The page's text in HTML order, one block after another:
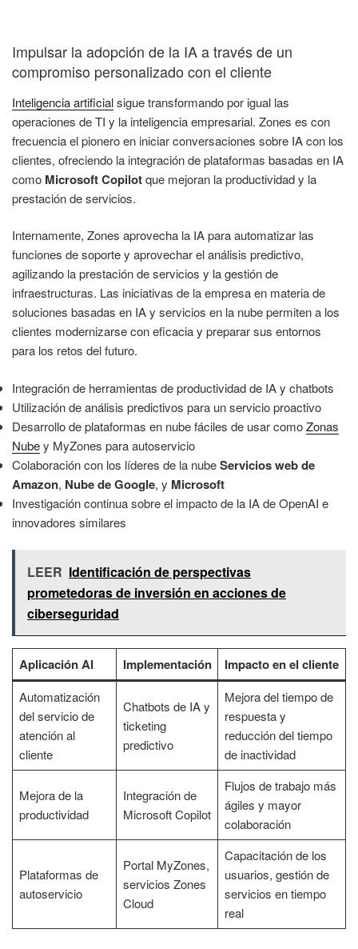
Impulsar la adopción de la IA a través de un
compromiso personalizado con el cliente
Inteligencia artificialsigue transformando por igual las
operaciones de TI y la inteligencia empresarial. Zones es con
frecuencia el pionero en iniciar conversaciones sobre IA con los
clientes, ofreciendo la integración de plataformas basadas en IA
como Microsoft Copilotque mejoran la productividad y la
prestación de servicios.
Internamente, Zones aprovecha la IA para automatizar las
funciones de soporte y aprovechar el análisis predictivo,
agilizando la prestación de servicios y la gestión de
infraestructuras. Las iniciativas de la empresa en materia de
soluciones basadas en IA y servicios en la nube permiten a los
clientes modernizarse con eficacia y preparar sus entornos
para los retos del futuro.
Integración de herramientas de productividad de IA y chatbots
Utilización de análisis predictivos para un servicio proactivo
Desarrollo de plataformas en nube fáciles de usar comoZonas
Nubey MyZones para autoservicio
Colaboración con los líderes de la nubeServicios web de
Amazon, Nube de Google, y Microsoft
Investigación continua sobre el impacto de la IA de OpenAI e
innovadores similares
LEER Identificación de perspectivas
prometedoras de inversión en acciones de
ciberseguridad
Aplicación AI Implementación Impacto en el cliente
Automatización
del servicio de
atención al
cliente
Chatbots de IA y
ticketing
predictivo
Mejora del tiempo de
respuesta y
reducción del tiempo
de inactividad
Mejora de la
productividad
Integración de
Microsoft Copilot
Flujos de trabajo más
ágiles y mayor
colaboración
Plataformas de
autoservicio
Portal MyZones,
servicios Zones
Cloud
Capacitación de los
usuarios, gestión de
servicios en tiempo
real